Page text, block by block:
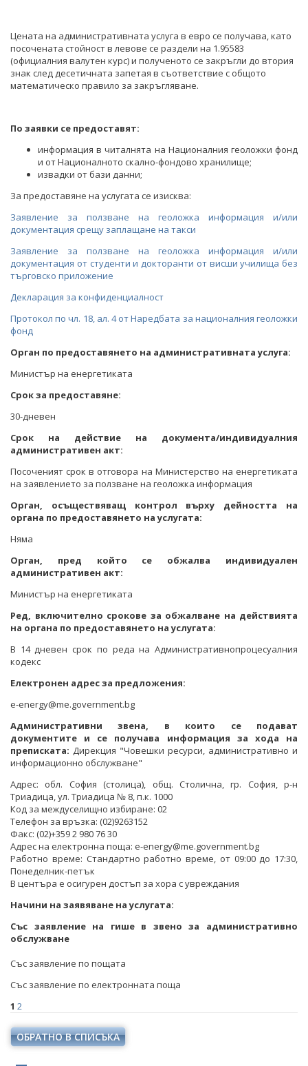
Цената на административната услуга в евро се получава, като
посочената стойност в левове се раздели на 1.95583
(официалния валутен курс) и полученото се закръгли до втория
знак след десетичната запетая в съответствие с общото
математическо правило за закръгляване.
По заявки се предоставят:
информация в читалнята на Националния геоложки фонд
и от Националното скално-фондово хранилище;
извадки от бази данни;
За предоставяне на услугата се изисква:
Заявление за ползване на геоложка информация и/или
документация срещу заплащане на такси
Заявление за ползване на геоложка информация и/или
документация от студенти и докторанти от висши училища без
търговско приложение
Декларация за конфиденциалност
Протокол по чл. 18, ал. 4 от Наредбата за националния геоложки
фонд
Орган по предоставянето на административната услуга:
Министър на енергетикатa
Срок за предоставяне:
30-дневен
Срок на действие на документа/индивидуалния
административен акт:
Посоченият срок в отговора на Министерство на енергетиката
на заявлението за ползване на геоложка информация
Орган, осъществяващ контрол върху дейността на
органа по предоставянето на услугата:
Няма
Орган, пред който се обжалва индивидуален
административен акт:
Министър на енергетиката
Ред, включително срокове за обжалване на действията
на органа по предоставянето на услугата:
В 14 дневен срок по реда на Административнопроцесуалния
кодекс
Електронен адрес за предложения:
e-energy@me.government.bg
Административни звена, в които се подават
документите и се получава информация за хода на
преписката: Дирекция "Човешки ресурси, административно и
информационно обслужване"
Адрес: обл. София (столица), общ. Столична, гр. София, р-н
Триадица, ул. Триадица № 8, п.к. 1000
Код за междуселищно избиране: 02
Телефон за връзка: (02)9263152
Факс: (02)+359 2 980 76 30
Адрес на електронна поща: e-energy@me.government.bg
Работно време: Стандартно работно време, от 09:00 до 17:30,
Понеделник-петък
В центъра е осигурен достъп за хора с увреждания
Начини на заявяване на услугата:
Със заявление на гише в звено за административно
обслужване
Със заявление по пощата
Със заявление по електронната поща
1 2
ОБРАТНО В СПИСЪКА